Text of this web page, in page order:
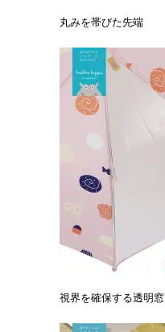
丸みを帯びた先端
視界を確保する透明窓